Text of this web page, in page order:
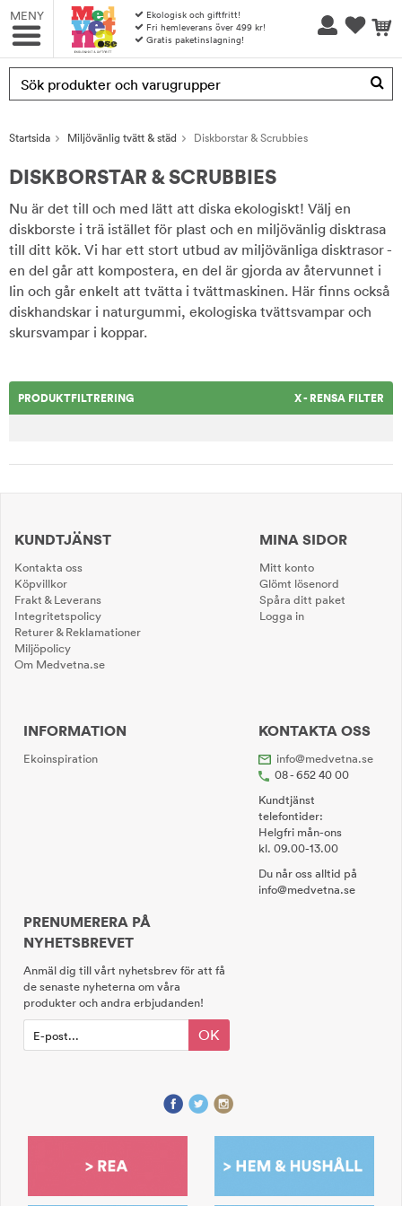
MENY
Ekologisk och giftfritt!
Fri hemleverans över 499 kr!
Gratis paketinslagning!
Produkten har blivit tillagd i varukorgen
Startsida Miljövänlig tvätt & städ Diskborstar & Scrubbies
DISKBORSTAR & SCRUBBIES
Nu är det till och med lätt att diska ekologiskt! Välj en
diskborste i trä istället för plast och en miljövänlig disktrasa
till ditt kök. Vi har ett stort utbud av miljövänliga disktrasor -
en del går att kompostera, en del är gjorda av återvunnet i
lin och går enkelt att tvätta i tvättmaskinen. Här finns också
diskhandskar i naturgummi, ekologiska tvättsvampar och
skursvampar i koppar.
PRODUKTFILTRERING X - RENSA FILTER
KUNDTJÄNST
Kontakta oss
Köpvillkor
Frakt & Leverans
Integritetspolicy
Returer & Reklamationer
Miljöpolicy
Om Medvetna.se
MINA SIDOR
Mitt konto
Glömt lösenord
Spåra ditt paket
Logga in
INFORMATION
Ekoinspiration
KONTAKTA OSS
info@medvetna.se
08 - 652 40 00
Kundtjänst
telefontider:
Helgfri mån-ons
kl. 09.00-13.00
Du når oss alltid på
info@medvetna.se
PRENUMERERA PÅ
NYHETSBREVET
Anmäl dig till vårt nyhetsbrev för att få
de senaste nyheterna om våra
produkter och andra erbjudanden!
OK